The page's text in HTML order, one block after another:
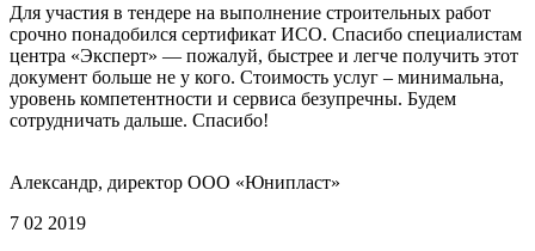
Для участия в тендере на выполнение строительных работ
срочно понадобился сертификат ИСО. Спасибо специалистам
центра «Эксперт» — пожалуй, быстрее и легче получить этот
документ больше не у кого. Стоимость услуг – минимальна,
уровень компетентности и сервиса безупречны. Будем
сотрудничать дальше. Спасибо!
Александр, директор ООО «Юнипласт»
7 02 2019